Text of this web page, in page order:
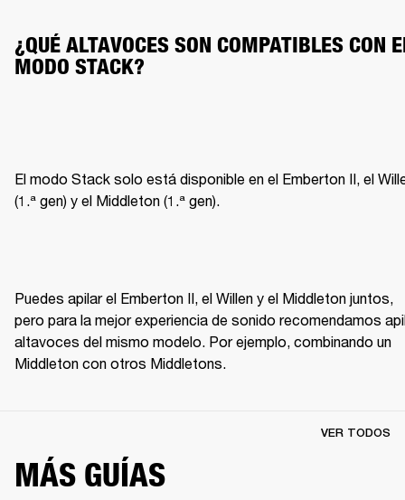
¿QUÉ ALTAVOCES SON COMPATIBLES CON
MODO STACK?
El modo Stack solo está disponible en el Emberton II, el
(1.ª gen) y el Middleton (1.ª gen).
Puedes apilar el Emberton II, el Willen y el Middleton juntos,
pero para la mejor experiencia de sonido recomendamos
altavoces del mismo modelo. Por ejemplo, combinando un
Middleton con otros Middletons.
MÁS GUÍAS
VER TODOS